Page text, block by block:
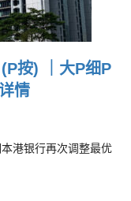
按) ｜大P细P
情
港银行再次调整最优